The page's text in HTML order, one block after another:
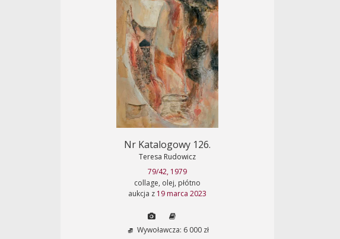
Nr Katalogowy 126.
Teresa Rudowicz
79/42, 1979
collage, olej, płótno
aukcja z 19 marca 2023
Wywoławcza: 6 000 zł